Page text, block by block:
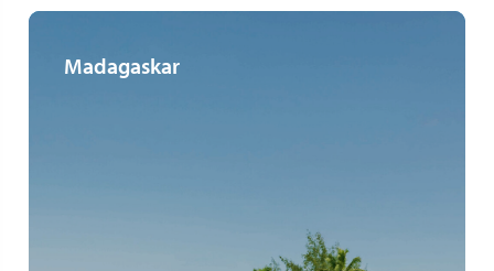
Madagaskar